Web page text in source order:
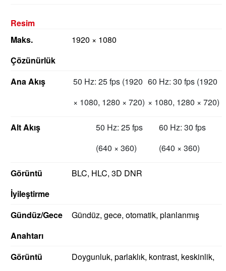
Resim
Maks.
Çözünürlük
1920 × 1080
Ana Akış
50 Hz: 25 fps (1920
× 1080, 1280 × 720)
60 Hz: 30 fps (1920
× 1080, 1280 × 720)
Alt Akış
50 Hz: 25 fps
(640 × 360)
60 Hz: 30 fps
(640 × 360)
Görüntü
İyileştirme
BLC, HLC, 3D DNR
Gündüz/Gece
Anahtarı
Gündüz, gece, otomatik, planlanmış
Görüntü
Doygunluk, parlaklık, kontrast, keskinlik,